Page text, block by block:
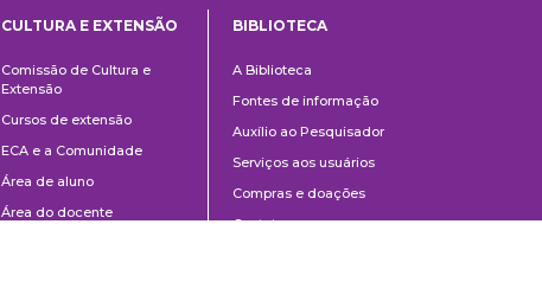
e
Extensão
CULTURA E EXTENSÃO
Comissão de Cultura e
Extensão
Cursos de extensão
ECA e a Comunidade
Área de aluno
Área do docente
BIBLIOTECA
A Biblioteca
Fontes de informação
Auxílio ao Pesquisador
Serviços aos usuários
Compras e doações
Contato